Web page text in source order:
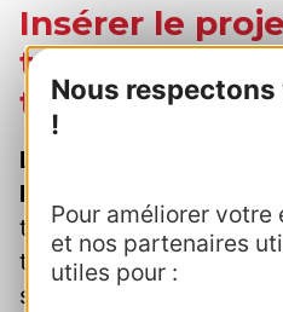
Nous
!
Pour améliorer votre
et nos partenaires
utiles pour :
Insérer le
terme dans la
territoire
L’ambition de l’équipe
là
tisserands à
teinture naturelle, et
spécialistes du textile.